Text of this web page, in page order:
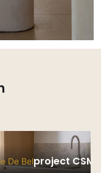
De Belproject CSML